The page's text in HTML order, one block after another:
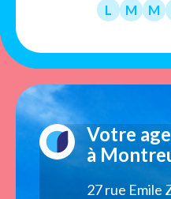
L M M
Votre
à
27 rue Emile